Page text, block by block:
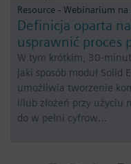
Resource - Webinarium na
Definicja oparta
usprawnić proces
W tym krótkim, 30-
jaki sposób moduł Solid
umożliwia tworzenie
i/lub złożeń przy użyciu
do w pełni cyfrow…